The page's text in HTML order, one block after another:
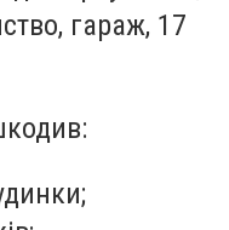
гараж, 17